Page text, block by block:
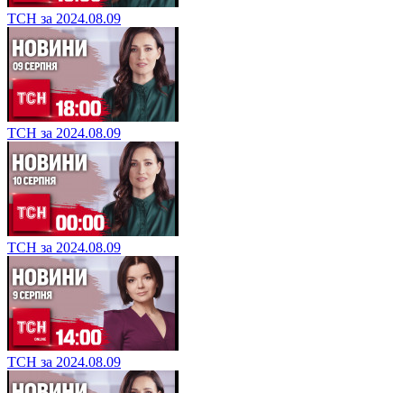
ТСН за 2024.08.09
ТСН за 2024.08.09
ТСН за 2024.08.09
ТСН за 2024.08.09